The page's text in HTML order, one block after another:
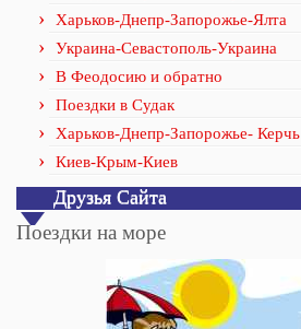
Харьков-Днепр-Запорожье-Ялта
Украина-Севастополь-Украина
В Феодосию и обратно
Поездки в Судак
Харьков-Днепр-Запорожье- Керчь
Киев-Крым-Киев
Друзья Сайта
Поездки на море